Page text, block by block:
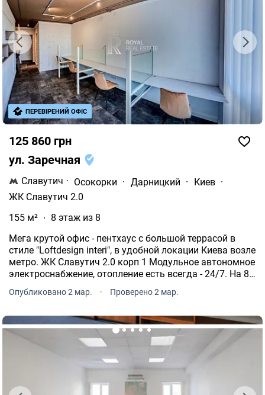
125 860 грн
ул. Заречная
Славутич · Осокорки · Дарницкий · Киев ·
ЖК Славутич 2.0
155 м²
8 этаж из 8
Мега крутой офис - пентхаус с большой террасой в
стиле "Loftdesign interi", в удобной локации Киева возле
метро. ЖК Славутич 2.0 корп 1 Модульное автономное
электроснабжение, отопление есть всегда - 24/7. На 8
Опубликовано 2 мар. · Проверено 2 мар.
ПЕРЕВІРЕНИЙ ОФІС